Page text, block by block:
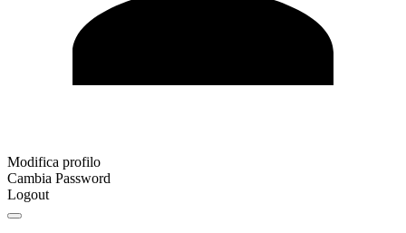
Modifica profilo
Cambia Password
Logout